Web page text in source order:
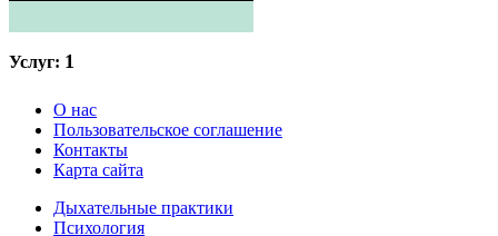
Услуг: 1
О нас
Пользовательское соглашение
Контакты
Карта сайта
Дыхательные практики
Психология